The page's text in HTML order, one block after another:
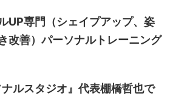
UP専門
（シェイプアップ、姿
改善）パーソナルトレーニング
ルスタジオ』代表棚橋哲也で